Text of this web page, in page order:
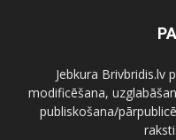
Jebkura Brivbridis.lv
modificēšana,
publiskošana/